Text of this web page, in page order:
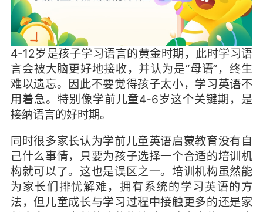
4-12岁是孩子学习语言的黄金时期，此时学习语
言会被大脑更好地接收，并认为是“母语”，终生
难以遗忘。因此不要觉得孩子太小，学习英语不
用着急。特别像学前儿童4-6岁这个关键期，是
接纳语言的好时期。
同时很多家长认为学前儿童英语启蒙教育没有自
己什么事情，只要为孩子选择一个合适的培训机
构就可以了。这也是误区之一。培训机构虽然能
为家长们排忧解难，拥有系统的学习英语的方
法，但儿童成长与学习过程中接触更多的还是家